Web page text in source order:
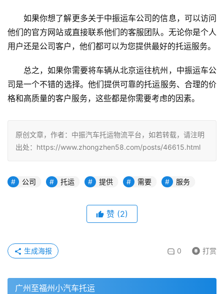
如果你想了解更多关于中振运车公司的信息，可以访问
他们的官方网站或直接联系他们的客服团队。无论你是个人
用户还是公司客户，他们都可以为您提供最好的托运服务。
总之，如果你需要将车辆从北京运往杭州，中振运车公
司是一个不错的选择。他们提供可靠的托运服务、合理的价
格和高质量的客户服务，这些都是你需要考虑的因素。
原创文章，作者：中振汽车托运物流平台，如若转载，请注明
出处：https://www.zhongzhen58.com/posts/46615.html
公司 托运 提供 需要 服务
赞 (2)
0 打赏
生成海报
广州至福州小汽车托运